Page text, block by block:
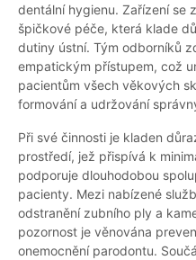
dentální hygienu. Zařízení se
špičkové péče, která klade
dutiny ústní. Tým odborníků
empatickým přístupem, což
pacientům všech věkových
formování a udržování
Při své činnosti je kladen
prostředí, jež přispívá k
podporuje dlouhodobou
pacienty. Mezi nabízené
odstranění zubního ply a
pozornost je věnována
onemocnění parodontu.